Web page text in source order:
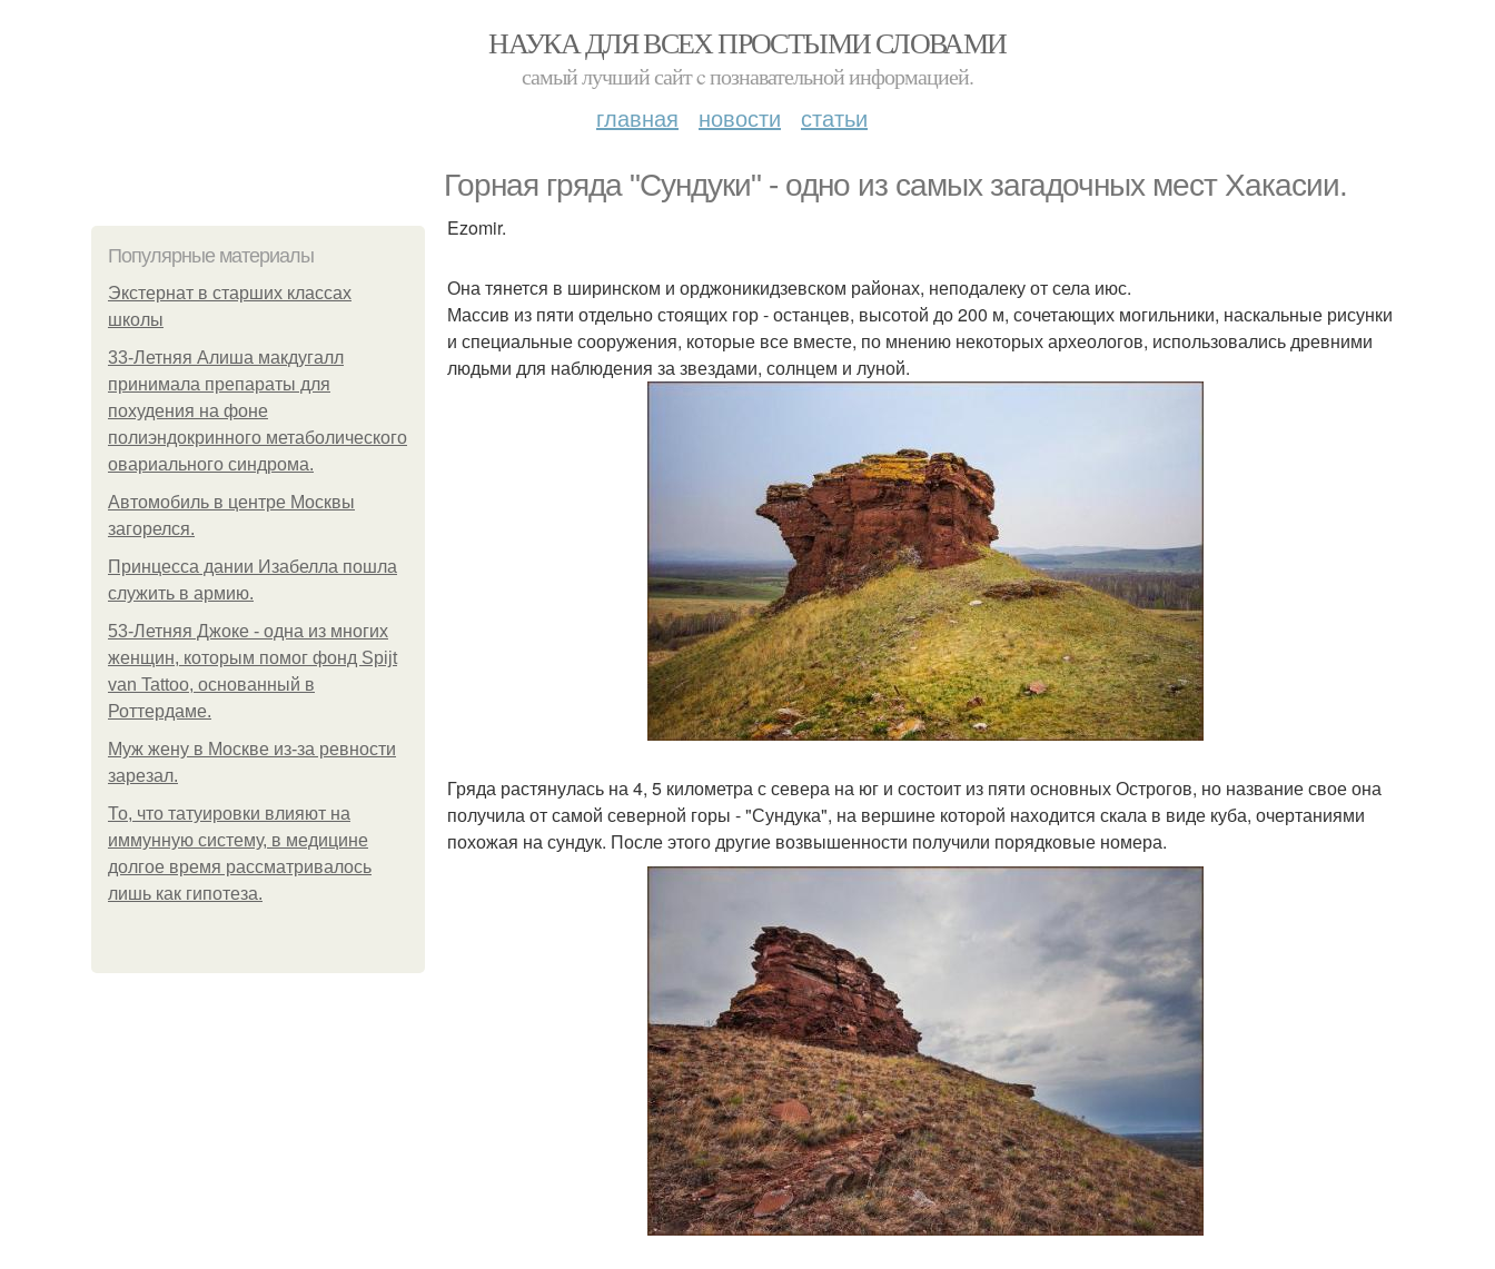
НАУКА ДЛЯ ВСЕХ ПРОСТЫМИ СЛОВАМИ
самый лучший сайт c познавательной информацией.
главная новости статьи
Горная гряда "Сундуки" - одно из самых загадочных мест Хакасии.
Популярные материалы
Экстернат в старших классах
школы
33-Летняя Алиша макдугалл
принимала препараты для
похудения на фоне
полиэндокринного метаболического
овариального синдрома.
Автомобиль в центре Москвы
загорелся.
Принцесса дании Изабелла пошла
служить в армию.
53-Летняя Джоке - одна из многих
женщин, которым помог фонд Spijt
van Tattoo, основанный в
Роттердаме.
Mуж жену в Москве из-за ревности
зарезал.
То, что татуировки влияют на
иммунную систему, в медицине
долгое время рассматривалось
лишь как гипотеза.
Ezomir.
Она тянется в ширинском и орджоникидзевском районах, неподалеку от села июс.
Массив из пяти отдельно стоящих гор - останцев, высотой до 200 м, сочетающих могильники, наскальные рисунки
и специальные сооружения, которые все вместе, по мнению некоторых археологов, использовались древними
людьми для наблюдения за звездами, солнцем и луной.
Гряда растянулась на 4, 5 километра с севера на юг и состоит из пяти основных Острогов, но название свое она
получила от самой северной горы - "Сундука", на вершине которой находится скала в виде куба, очертаниями
похожая на сундук. После этого другие возвышенности получили порядковые номера.